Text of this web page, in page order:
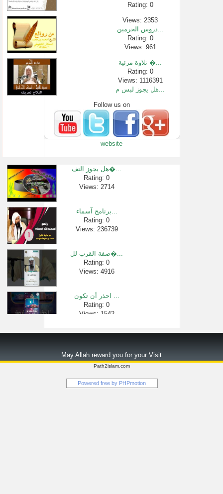
Rating: 0
Views: 2353
دروس الحرمين...
Rating: 0
Views: 961
تلاوة مرئية �...
Rating: 0
Views: 1116391
هل يجوز لبس م...
Rating: 0
Views: 2540
سورة الرحمن �...
Rating: 0
Views: 662019
Follow us on
website
هل يجوز النف�...
Rating: 0
Views: 2714
برنامج آسماء...
Rating: 0
Views: 236739
صفة القرب لل�...
Rating: 0
Views: 4916
احذر أن تكون ...
Rating: 0
Views: 1542
Views: 2211
[704] حكم صلاة �...
Rating: 0
May Allah reward you for your Visit
Path2islam.com
Powered free by PHPmotion